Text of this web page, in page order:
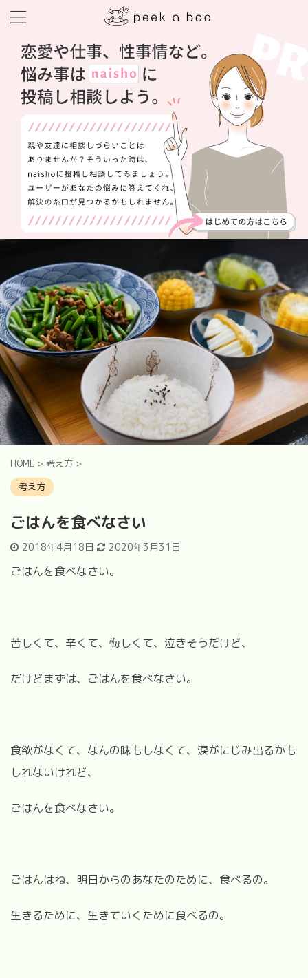
HOME > 考え方 >
考え方
ごはんを食べなさい
2018年4月18日 2020年3月31日
ごはんを食べなさい。
苦しくて、辛くて、悔しくて、泣きそうだけど、
だけどまずは、ごはんを食べなさい。
食欲がなくて、なんの味もしなくて、涙がにじみ出るかも
しれないけれど、
ごはんを食べなさい。
ごはんはね、明日からのあなたのために、食べるの。
生きるために、生きていくために食べるの。